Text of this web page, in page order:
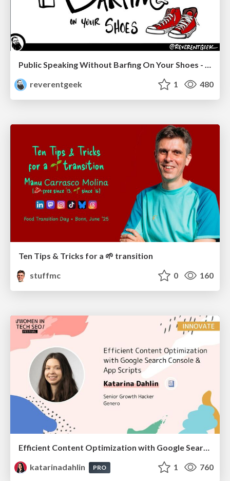
Public Speaking Without Barfing On Your Shoes - THAT 2023
reverentgeek
1 480
Ten Tips & Tricks for a 🌱 transition
stuffmc
0 160
Efficient Content Optimization with Google Search Console & Apps Script
katarinadahlin
PRO 1 760